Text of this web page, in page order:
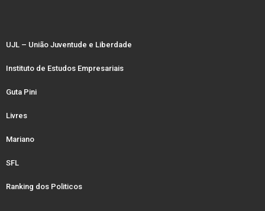
UJL – União Juventude e Liberdade
Instituto de Estudos Empresariais
Guta Pini
Livres
Mariano
SFL
Ranking dos Politicos